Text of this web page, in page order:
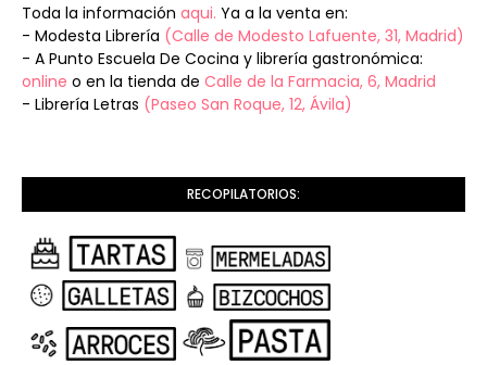
Toda la información aqui. Ya a la venta en:
- Modesta Librería (Calle de Modesto Lafuente, 31, Madrid)
- A Punto Escuela De Cocina y librería gastronómica:
online o en la tienda de Calle de la Farmacia, 6, Madrid
- Librería Letras (Paseo San Roque, 12, Ávila)
RECOPILATORIOS: